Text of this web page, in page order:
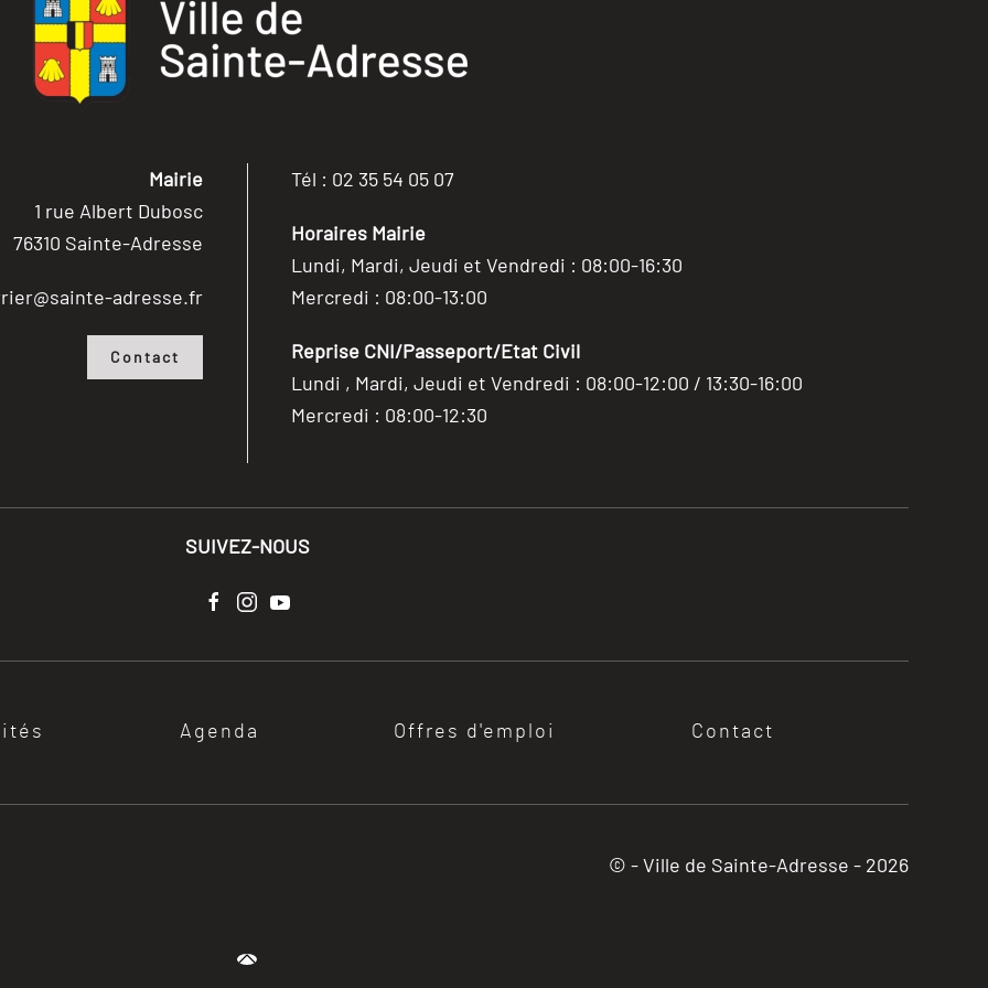
Mairie
1 rue Albert Dubosc
76310 Sainte-Adresse
adresse.fr
Contact
Tél : 02 35 54 05 07
Horaires Mairie
Lundi, Mardi, Jeudi et Vendredi : 08:00-16:30
Mercredi : 08:00-13:00
Reprise CNI/Passeport/Etat Civil
Lundi , Mardi, Jeudi et Vendredi : 08:00-12:00 / 13:30-16:00
Mercredi : 08:00-12:30
SUIVEZ-NOUS
Agenda Offres d'emploi Contact
© - Ville de Sainte-Adresse - 2026